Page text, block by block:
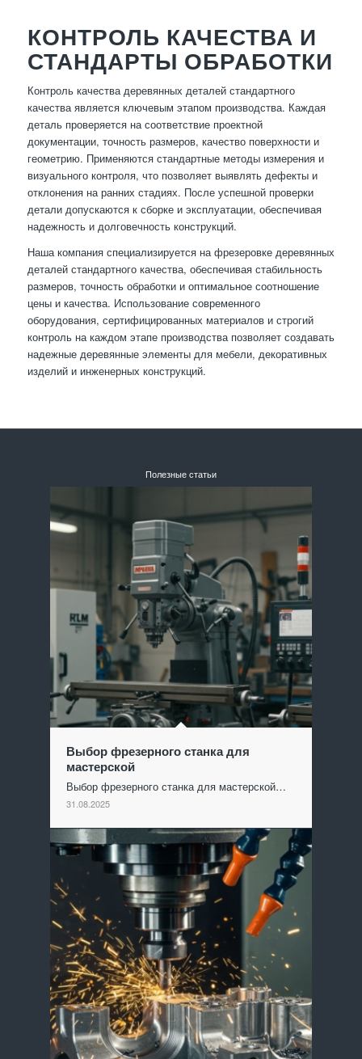
КОНТРОЛЬ КАЧЕСТВА И
СТАНДАРТЫ ОБРАБОТКИ
Контроль качества деревянных деталей стандартного
качества является ключевым этапом производства. Каждая
деталь проверяется на соответствие проектной
документации, точность размеров, качество поверхности и
геометрию. Применяются стандартные методы измерения и
визуального контроля, что позволяет выявлять дефекты и
отклонения на ранних стадиях. После успешной проверки
детали допускаются к сборке и эксплуатации, обеспечивая
надежность и долговечность конструкций.
Наша компания специализируется на фрезеровке деревянных
деталей стандартного качества, обеспечивая стабильность
размеров, точность обработки и оптимальное соотношение
цены и качества. Использование современного
оборудования, сертифицированных материалов и строгий
контроль на каждом этапе производства позволяет создавать
надежные деревянные элементы для мебели, декоративных
изделий и инженерных конструкций.
Полезные статьи
Выбор фрезерного станка для
мастерской
Выбор фрезерного станка для мастерской…
31.08.2025